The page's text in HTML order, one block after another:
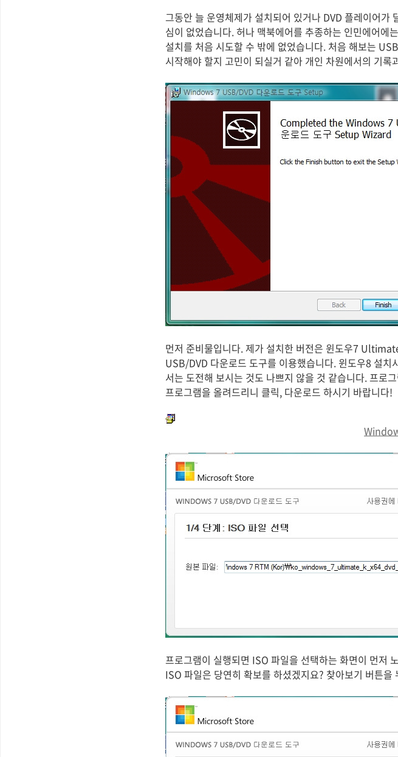
그동안 늘 운영체제가 설치되어 있거나 DVD 플레이어
심이 없었습니다. 허나 맥북에어를 추종하는 인민에어에
설치를 처음 시도할 수 밖에 없었습니다. 처음 해보는
시작해야 할지 고민이 되실거 같아 개인 차원에서의 기
먼저 준비물입니다. 제가 설치한 버전은 윈도우7
USB/DVD 다운로드 도구를 이용했습니다. 윈도우8 설
서는 도전해 보시는 것도 나쁘지 않을 것 같습니다. 프로
프로그램을 올려드리니 클릭, 다운로드 하시기 바랍니다!
프로그램이 실행되면 ISO 파일을 선택하는 화면이 먼저
ISO 파일은 당연히 확보를 하셨겠지요? 찾아보기 버튼